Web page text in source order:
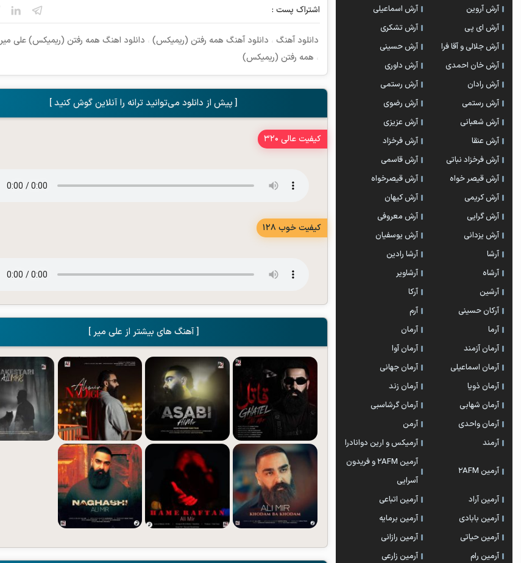
اشتراک پست :
دانلود آهنگ ، دانلود آهنگ همه رفتن (ریمیکس)، دانلود اهنگ همه رفتن (ریمیکس) علی میر
، همه رفتن (ریمیکس)
[ پیش از دانلود می‌توانید ترانه را آنلاین گوش کنید ]
کیفیت عالی 320
کیفیت خوب 128
[ آهنگ های بیشتر از علی میر ]
آرش آروین
آرش اسماعیلی
آرش ای پی
آرش تشکری
آرش جلالی و آقا فرا
آرش حسینی
آرش خان احمدی
آرش داوری
آرش رادان
آرش رستمى
آرش رستمی
آرش رضوی
آرش شعبانی
آرش عزیزی
آرش عنقا
آرش فرخزاد
آرش فرخزاد نباتی
آرش قاسمی
آرش قیصر خواه
آرش قیصرخواه
آرش کریمی
آرش کیهان
آرش گرایی
آرش معروفی
آرش یزدانی
آرش یوسفیان
آرشا
آرشا رادین
آرشاه
آرشاویر
آرشین
آرکا
آرکان حسینی
آرم
آرما
آرمان
آرمان آزمند
آرمان آوا
آرمان اسماعیلی
آرمان جهانی
آرمان ذویا
آرمان زند
آرمان شهابی
آرمان گرشاسبی
آرمان واحدی
آرمن
آرمند
آرمیکس و ارین دوانادرا
آرمین 2AFM
آرمین 2AFM و فریدون
آسرایی
آرمین آراد
آرمین اتباعی
آرمین بابادی
آرمین برمایه
آرمین حیاتی
آرمین رازانی
آرمین رام
آرمین زارعی